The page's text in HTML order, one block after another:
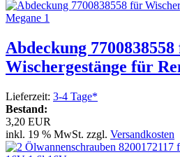
Abdeckung
Wischergestänge für
Lieferzeit: 3-4 Tage*
Bestand:
3,20 EUR
inkl. 19 % MwSt. zzgl. Versandkosten